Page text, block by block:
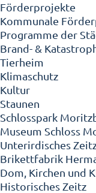
Förderprojekte
Kommunale
Programme der
Brand- &
Tierheim
Klimaschutz
Kultur
Staunen
Schlosspark
Museum Schloss
Unterirdisches
Brikettfabrik
Dom, Kirchen und
Historisches Zeitz